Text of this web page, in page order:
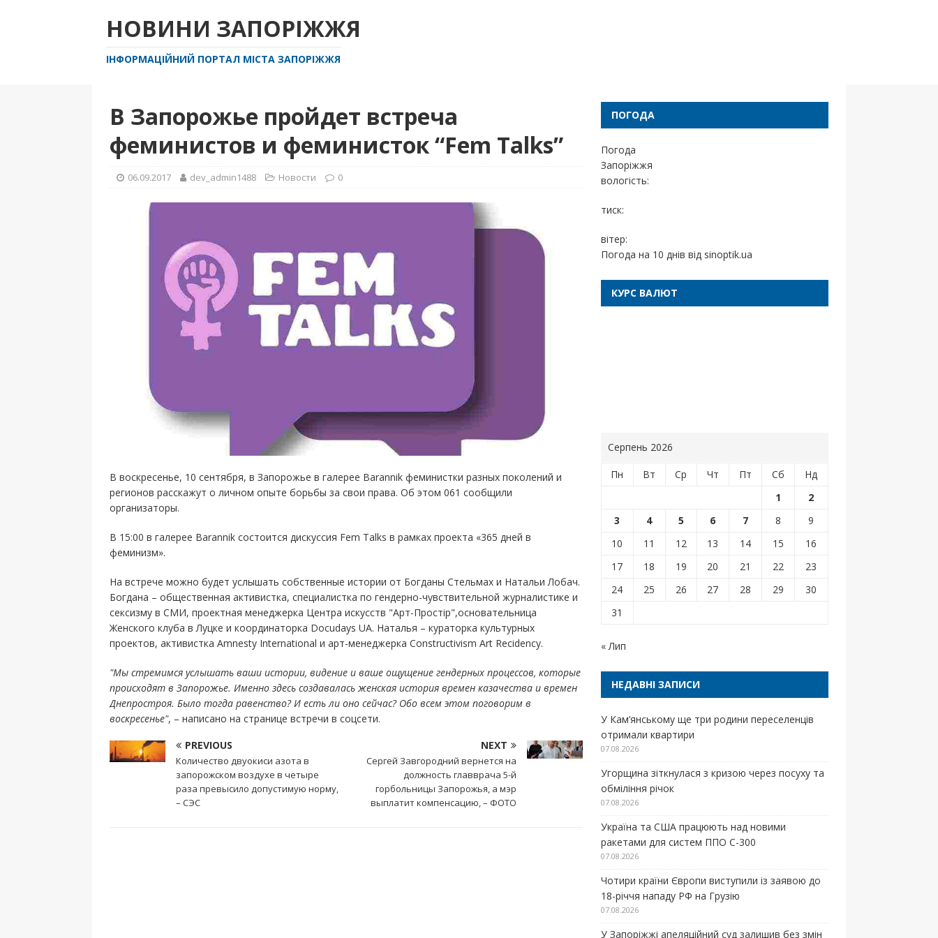
НОВИНИ ЗАПОРІЖЖЯ
ІНФОРМАЦІЙНИЙ ПОРТАЛ МІСТА ЗАПОРІЖЖЯ
В Запорожье пройдет встреча
феминистов и феминисток “Fem Talks”
06.09.2017 dev_admin1488 Новости 0
В воскресенье, 10 сентября, в Запорожье в галерее Barannik феминистки разных поколений и
регионов расскажут о личном опыте борьбы за свои права. Об этом 061 сообщили
организаторы.
В 15:00 в галерее Barannik состоится дискуссия Fem Talks в рамках проекта «365 дней в
феминизм».
На встрече можно будет услышать собственные истории от Богданы Стельмах и Натальи Лобач.
Богдана – общественная активистка, специалистка по гендерно-чувствительной журналистике и
сексизму в СМИ, проектная менеджерка Центра искусств "Арт-Простір",основательница
Женского клуба в Луцке и координаторка Docudays UA. Наталья – кураторка культурных
проектов, активистка Amnesty International и арт-менеджерка Constructivism Art Recidency.
"Мы стремимся услышать ваши истории, видение и ваше ощущение гендерных процессов, которые
происходят в Запорожье. Именно здесь создавалась женская история времен казачества и времен
Днепростроя. Было тогда равенство? И есть ли оно сейчас? Обо всем этом поговорим в
воскресенье", – написано на странице встречи в соцсети.
PREVIOUS
Количество двуокиси азота в
запорожском воздухе в четыре
раза превысило допустимую норму,
– СЭС
NEXT
Сергей Завгородний вернется на
должность главврача 5-й
горбольницы Запорожья, а мэр
выплатит компенсацию, – ФОТО
ПОГОДА
Погода
Запоріжжя
вологість:
тиск:
вітер:
Погода на 10 днів від sinoptik.ua
КУРС ВАЛЮТ
Серпень 2026
Пн Вт Ср Чт Пт Сб
Нд
1
2
3
4 5 6 7 8
9
10
11 12 13 14 15
16
17
18 19 20 21 22
23
24
25 26 27 28 29
30
31
« Лип
НЕДАВНІ ЗАПИСИ
У Кам’янському ще три родини переселенців
отримали квартири
07.08.2026
Угорщина зіткнулася з кризою через посуху та
обміління річок
07.08.2026
Україна та США працюють над новими
ракетами для систем ППО С-300
07.08.2026
Чотири країни Європи виступили із заявою до
18-річчя нападу РФ на Грузію
07.08.2026
У Запоріжжі апеляційний суд залишив без змін